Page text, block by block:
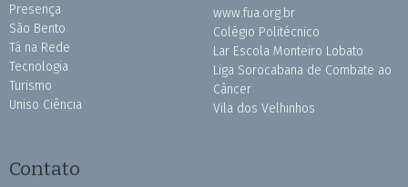
Presença
São Bento
Tá na Rede
Tecnologia
Turismo
Uniso Ciência
www.fua.org.br
Colégio Politécnico
Lar Escola Monteiro Lobato
Liga Sorocabana de Combate ao
Câncer
Vila dos Velhinhos
Contato